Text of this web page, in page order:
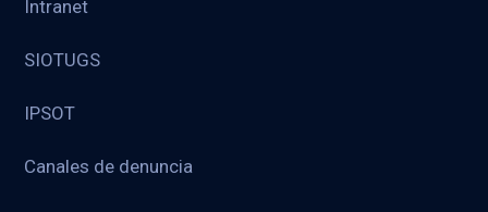
Intranet
SIOTUGS
IPSOT
Canales de denuncia